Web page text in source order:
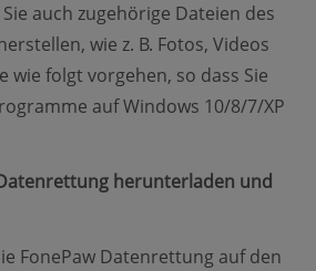
auch zugehörige Dateien des
wie z. B. Fotos, Videos
wie folgt vorgehen, so dass Sie
auf Windows 10/8/7/XP
herunterladen und
FonePaw Datenrettung auf den